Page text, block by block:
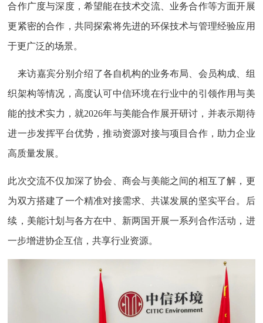
合作广度与深度，希望能在技术交流、业务合作等方面开展
更紧密的合作，共同探索将先进的环保技术与管理经验应用
于更广泛的场景。
来访嘉宾分别介绍了各自机构的业务布局、会员构成、组
织架构等情况，高度认可中信环境在行业中的引领作用与美
能的技术实力，就2026年与美能合作展开研讨，并表示期待
进一步发挥平台优势，推动资源对接与项目合作，助力企业
高质量发展。
此次交流不仅加深了协会、商会与美能之间的相互了解，更
为双方搭建了一个精准对接需求、共谋发展的坚实平台。后
续，美能计划与各方在中、新两国开展一系列合作活动，进
一步增进协企互信，共享行业资源。